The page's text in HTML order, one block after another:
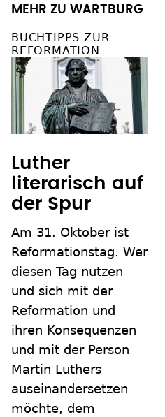
MEHR ZU WARTBURG
BUCHTIPPS ZUR
REFORMATION
Luther
literarisch auf
der Spur
Am 31. Oktober ist
Reformationstag. Wer
diesen Tag nutzen
und sich mit der
Reformation und
ihren Konsequenzen
und mit der Person
Martin Luthers
auseinandersetzen
möchte, dem